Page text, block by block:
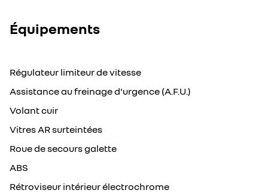
Équipements
Régulateur limiteur de vitesse
Assistance au freinage d'urgence (A.F.U.)
Volant cuir
Vitres AR surteintées
Roue de secours galette
ABS
Rétroviseur intérieur électrochrome